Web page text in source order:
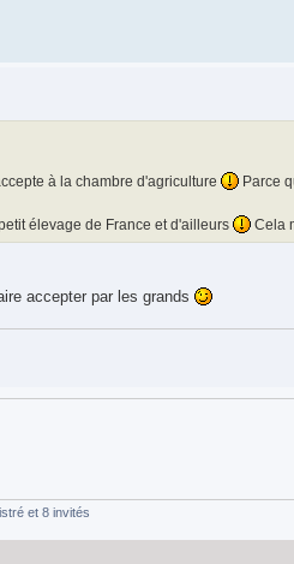
à la chambre d'agriculture
Parce
élevage de France et d'ailleurs
Cela
accepter par les grands
et 8 invités